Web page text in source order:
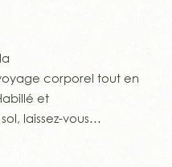
corporel tout en
et
laissez-vous…